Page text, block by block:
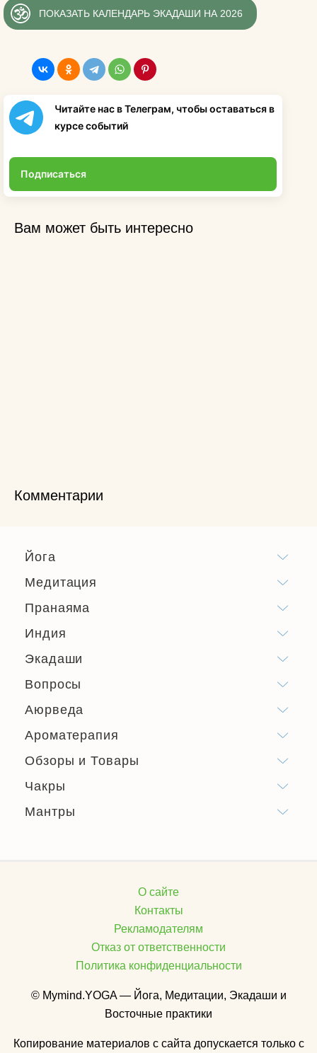
ПОКАЗАТЬ КАЛЕНДАРЬ ЭКАДАШИ НА 2026
Читайте нас в Телеграм, чтобы оставаться в
курсе событий
Подписаться
Вам может быть интересно
Комментарии
Йога
Медитация
Пранаяма
Индия
Экадаши
Вопросы
Аюрведа
Ароматерапия
Обзоры и Товары
Чакры
Мантры
О сайте
Контакты
Рекламодателям
Отказ от ответственности
Политика конфиденциальности
© Mymind.YOGA — Йога, Медитации, Экадаши и
Восточные практики
Копирование материалов с сайта допускается только с